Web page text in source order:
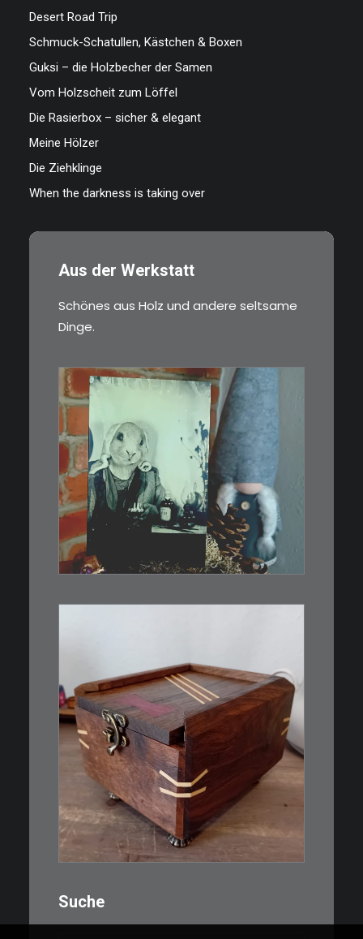
Desert Road Trip
Schmuck-Schatullen, Kästchen & Boxen
Guksi – die Holzbecher der Samen
Vom Holzscheit zum Löffel
Die Rasierbox – sicher & elegant
Meine Hölzer
Die Ziehklinge
When the darkness is taking over
Aus der Werkstatt
Schönes aus Holz und andere seltsame
Dinge.
€3,00
Limitierte Auflage. Original:
Abzug von…
€39,00
Eine kleine, simple Schatulle
aus Nussbaum…
Suche